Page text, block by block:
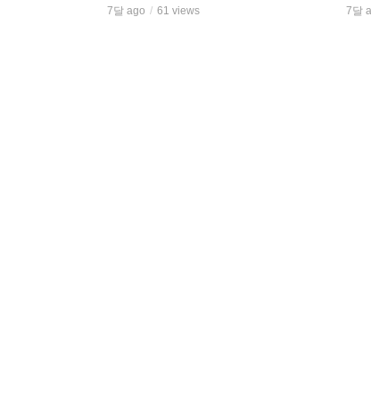
7달 ago 61 views 7달